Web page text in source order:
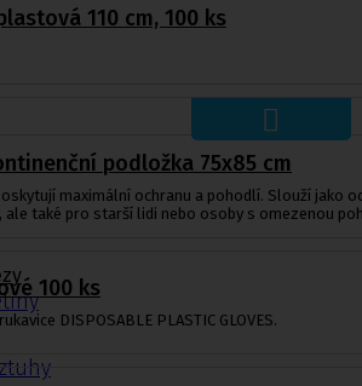
110 cm, 100 ks
podložka 75x85 cm
maximální ochranu a pohodlí. Slouží jako
ale také pro starší lidi nebo osoby s omezenou
100 ks
DISPOSABLE PLASTIC GLOVES.